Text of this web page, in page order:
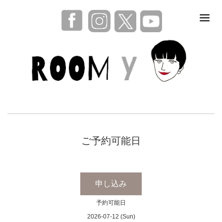
ご予約可能日
申し込み
予約可能日
2026-07-12 (Sun)